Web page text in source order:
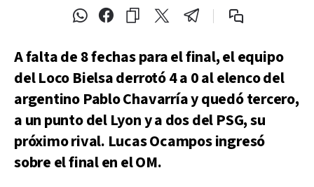
A falta de 8 fechas para el final, el equipo
del Loco Bielsa derrotó 4 a 0 al elenco del
argentino Pablo Chavarría y quedó tercero,
a un punto del Lyon y a dos del PSG, su
próximo rival. Lucas Ocampos ingresó
sobre el final en el OM.